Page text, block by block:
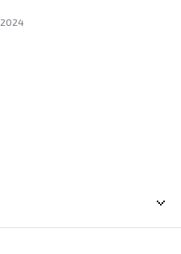
2024